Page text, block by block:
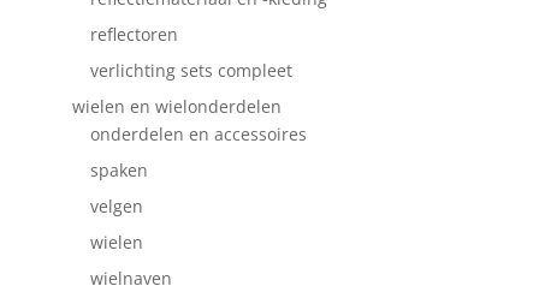
reflectoren
verlichting sets compleet
wielen en wielonderdelen
onderdelen en accessoires
spaken
velgen
wielen
wielnaven